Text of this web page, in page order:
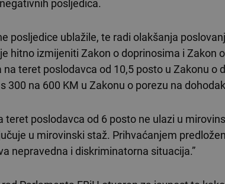
posljedica.
posljedice ublažile, te radi olakšanja
hitno izmijeniti Zakon o doprinosima i Zakon
teret poslodavca od 10,5 posto u Zakonu o
300 na 600 KM u Zakonu o porezu na
teret poslodavca od 6 posto ne ulazi u
u mirovinski staž. Prihvaćanjem
nepravedna i diskriminatorna situacija.”